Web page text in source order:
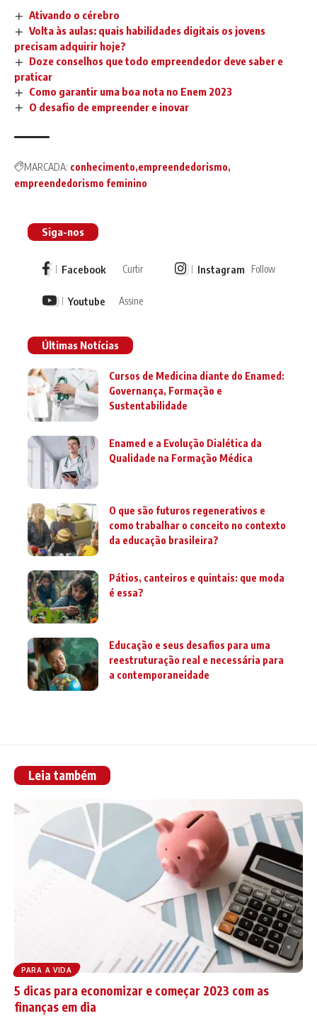
Ativando o cérebro
Volta às aulas: quais habilidades digitais os jovens
precisam adquirir hoje?
Doze conselhos que todo empreendedor deve saber e
praticar
Como garantir uma boa nota no Enem 2023
O desafio de empreender e inovar
MARCADA: conhecimento empreendedorismo
empreendedorismo feminino
Siga-nos
Facebook Curtir Instagram Follow
Youtube Assine
Últimas Notícias
Cursos de Medicina diante do Enamed:
Governança, Formação e
Sustentabilidade
Enamed e a Evolução Dialética da
Qualidade na Formação Médica
O que são futuros regenerativos e
como trabalhar o conceito no contexto
da educação brasileira?
Pátios, canteiros e quintais: que moda
é essa?
Educação e seus desafios para uma
reestruturação real e necessária para
a contemporaneidade
Leia também
PARA A VIDA
5 dicas para economizar e começar 2023 com as
finanças em dia